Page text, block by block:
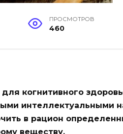
ПРОСМОТРОВ
460
когнитивного
интеллектуальными
в рацион
веществу.